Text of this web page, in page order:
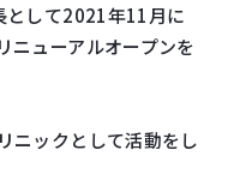
として2021年11月に
ニューアルオープンを
ニックとして活動をし